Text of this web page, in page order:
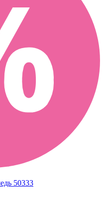
50333